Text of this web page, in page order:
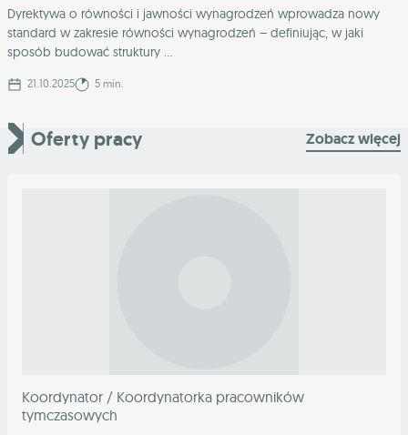
Dyrektywa o równości i jawności wynagrodzeń wprowadza nowy
standard w zakresie równości wynagrodzeń – definiując, w jaki
sposób budować struktury ...
21.10.2025 5 min.
Oferty pracy Zobacz więcej
Koordynator / Koordynatorka pracowników
tymczasowych